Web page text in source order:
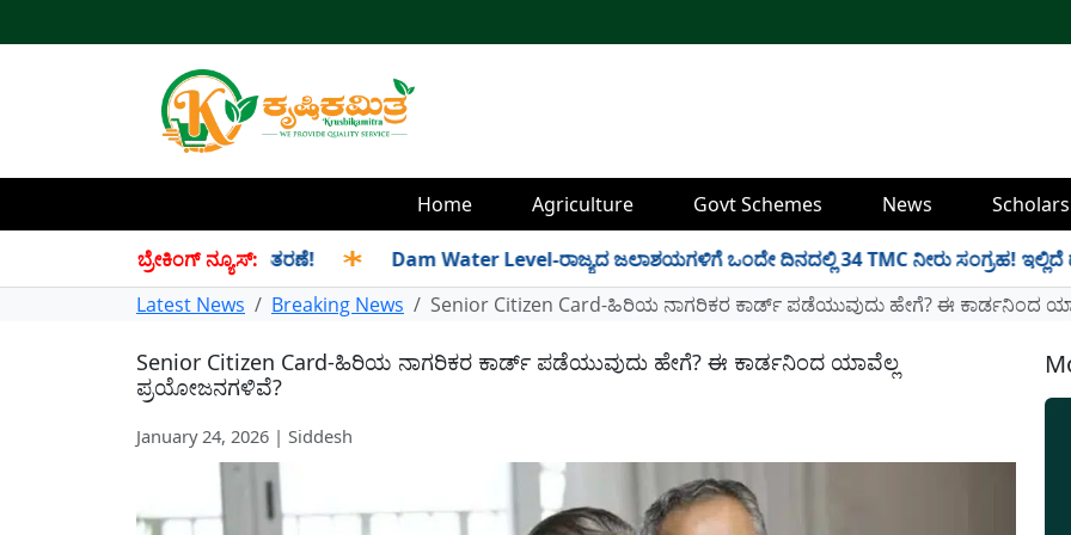
Home Agriculture Govt Schemes News
ಬ್ರೇಕಿಂಗ್ ನ್ಯೂಸ್:
ತಿಂಗಳ ಪಡಿತರ ಜಂಟಿಯಾಗಿ ವಿತರಣೆ! ✱ Dam Water Level-ರಾಜ್ಯದ ಜಲಾಶಯಗಳಿಗೆ ಒಂದೇ ದಿನದಲ್ಲಿ 34 TMC ನೀರು ಸಂಗ್ರಹ! ಇಲ್ಲಿದೆ
Latest News
Breaking News Senior Citizen Card-ಹಿರಿಯ ನಾಗರಿಕರ ಕಾರ್ಡ್ ಪಡೆಯುವುದು ಹೇಗೆ? ಈ ಕಾರ್ಡನಿಂದ
Senior Citizen Card-ಹಿರಿಯ ನಾಗರಿಕರ ಕಾರ್ಡ್ ಪಡೆಯುವುದು ಹೇಗೆ? ಈ ಕಾರ್ಡನಿಂದ ಯಾವೆಲ್ಲ
ಪ್ರಯೋಜನಗಳಿವೆ?
January 24, 2026 | Siddesh